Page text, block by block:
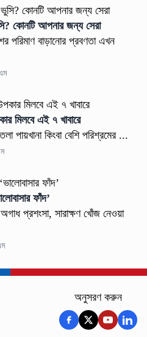
কোনটি আপনার জন্য সেরা
পরিমাণ বাড়ানোর প্রবণতা এখন
মিলবে এই ৭ খাবারে
পায়খানা কিংবা বেশি পরিশ্রমের ...
ফাঁদ’
প্রশংসা, সারাক্ষণ খোঁজ নেওয়া
অনুসরণ করুন